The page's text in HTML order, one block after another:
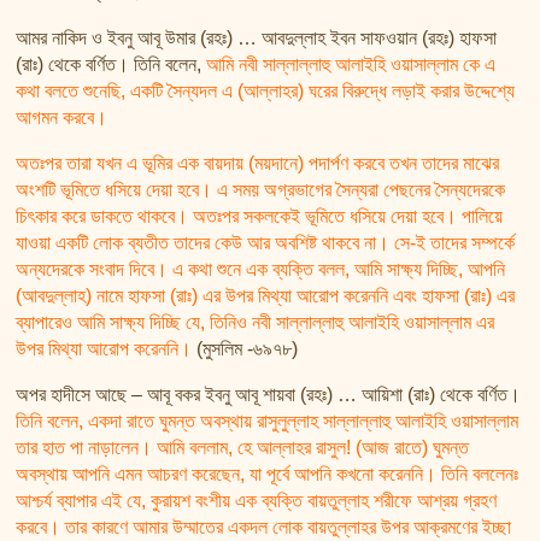
আমর নাকিদ ও ইবনু আবূ উমার (রহঃ) … আবদুল্লাহ ইবন সাফওয়ান (রহঃ) হাফসা
(রাঃ) থেকে বর্ণিত। তিনি বলেন,আমি নবী সাল্লাল্লাহু আলাইহি ওয়াসাল্লাম কে এ
কথা বলতে শুনেছি, একটি সৈন্যদল এ (আল্লাহর) ঘরের বিরুদ্ধে লড়াই করার উদ্দেশ্যে
আগমন করবে।
অতঃপর তারা যখন এ ভূমির এক বায়দায় (ময়দানে) পদার্পণ করবে তখন তাদের মাঝের
অংশটি ভূমিতে ধসিয়ে দেয়া হবে। এ সময় অগ্রভাগের সৈন্যরা পেছনের সৈন্যদেরকে
চিৎকার করে ডাকতে থাকবে। অতঃপর সকলকেই ভূমিতে ধসিয়ে দেয়া হবে। পালিয়ে
যাওয়া একটি লোক ব্যতীত তাদের কেউ আর অবশিষ্ট থাকবে না। সে-ই তাদের সম্পর্কে
অন্যদেরকে সংবাদ দিবে। এ কথা শুনে এক ব্যক্তি বলল, আমি সাক্ষ্য দিচ্ছি, আপনি
(আবদুল্লাহ) নামে হাফসা (রাঃ) এর উপর মিথ্যা আরোপ করেননি এবং হাফসা (রাঃ) এর
ব্যাপারেও আমি সাক্ষ্য দিচ্ছি যে, তিনিও নবী সাল্লাল্লাহু আলাইহি ওয়াসাল্লাম এর
উপর মিথ্যা আরোপ করেননি। (মুসলিম -৬৯৭৮)
অপর হাদীসে আছে – আবূ বকর ইবনু আবূ শায়বা (রহঃ) … আয়িশা (রাঃ) থেকে বর্ণিত।
তিনি বলেন, একদা রাতে ঘুমন্ত অবস্থায় রাসুলুল্লাহ সাল্লাল্লাহু আলাইহি ওয়াসাল্লাম
তার হাত পা নাড়ালেন। আমি বললাম, হে আল্লাহর রাসুল! (আজ রাতে) ঘুমন্ত
অবস্থায় আপনি এমন আচরণ করেছেন, যা পূর্বে আপনি কখনো করেননি। তিনি বললেনঃ
আশ্চর্য ব্যাপার এই যে, কুরায়শ বংশীয় এক ব্যক্তি বায়তুল্লাহ শরীফে আশ্রয় গ্রহণ
করবে। তার কারণে আমার উম্মাতের একদল লোক বায়তুল্লাহর উপর আক্রমণের ইচ্ছা